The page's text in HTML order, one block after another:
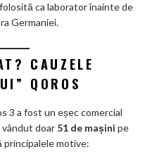
ca laborator înainte de
Germaniei.
CAUZELE
QOROS
3 a fost un eșec comercial
vândut doar 51 de mașini pe
motive: